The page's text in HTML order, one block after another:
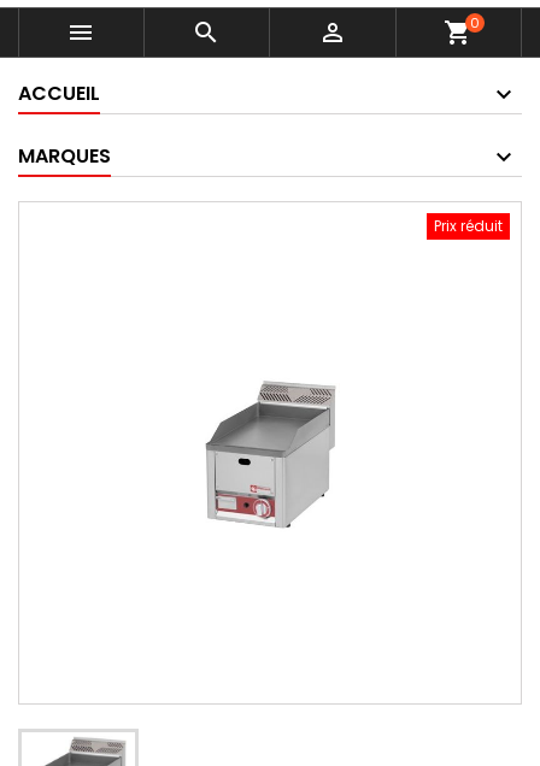
   shopping_cart0
ACCUEIL
MARQUES
Prix réduit